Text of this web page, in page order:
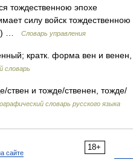
тождественною эпохе
силу войск тождественною
…
Словарь управления
кратк. форма вен и венен,
словарь
и тожде/ственен, тожде/
словарь русского языка
18+
сайте